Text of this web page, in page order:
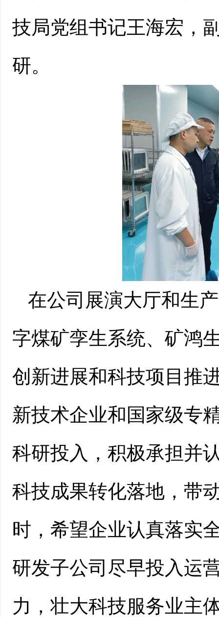
技局党组书记王海宏，
研。
在公司展演大厅和生
字煤矿孪生系统、矿鸿
创新进展和科技项目推
新技术企业和国家级专
科研投入，积极承担并
科技成果转化落地，带
时，希望企业认真落实
研发子公司尽早投入运
力，壮大科技服务业主